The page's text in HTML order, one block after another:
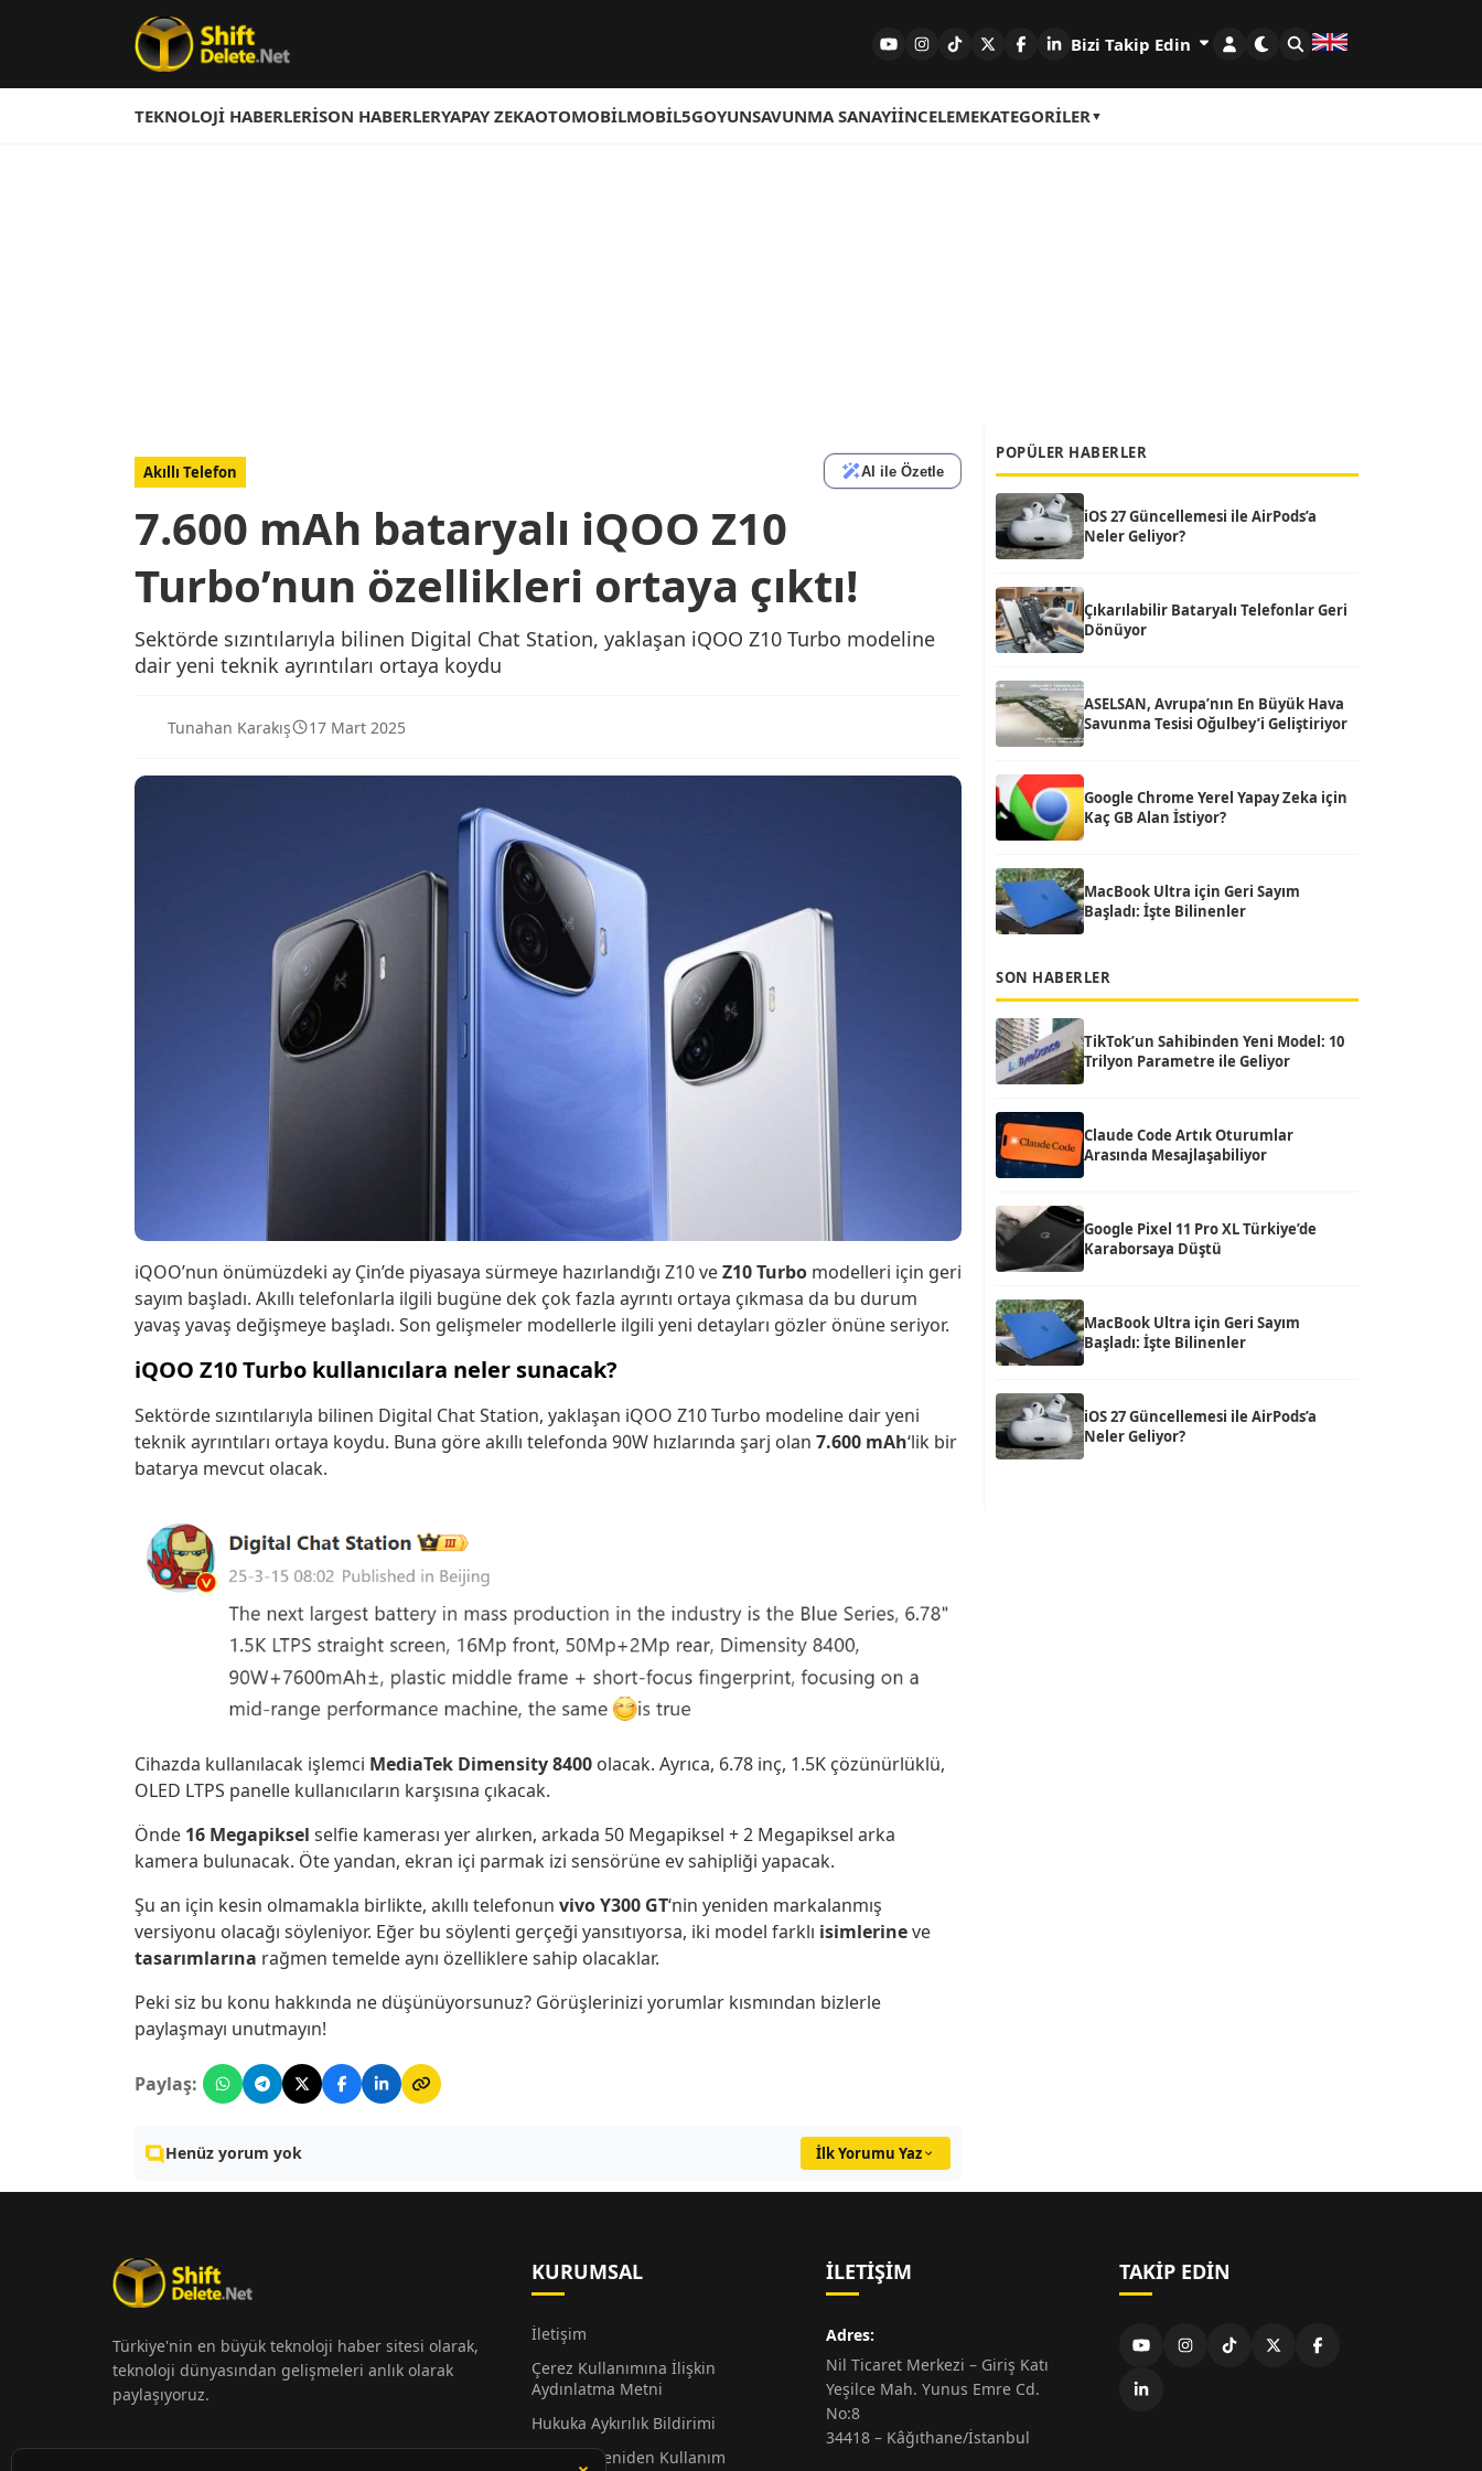
Bizi Takip Edin
TEKNOLOJI HABERLERISON HABERLERYAPAY ZEKAOTOMOBILMOBIL5GOYUNSAVUNMA SANAYIİNCELEMEKATEGORILER
Akıllı Telefon AI ile Özetle
7.600 mAh bataryalı iQOO Z10
Turbo’nun özellikleri ortaya çıktı!
Sektörde sızıntılarıyla bilinen Digital Chat Station, yaklaşan iQOO Z10 Turbo modeline
dair yeni teknik ayrıntıları ortaya koydu
Tunahan Karakış 17 Mart 2025
iQOO’nun önümüzdeki ay Çin’de piyasaya sürmeye hazırlandığı Z10 veZ10 Turbo modelleri için geri
sayım başladı. Akıllı telefonlarla ilgili bugüne dek çok fazla ayrıntı ortaya çıkmasa da bu durum
yavaş yavaş değişmeye başladı. Son gelişmeler modellerle ilgili yeni detayları gözler önüne seriyor.
iQOO Z10 Turbo kullanıcılara neler sunacak?
Sektörde sızıntılarıyla bilinen Digital Chat Station, yaklaşan iQOO Z10 Turbo modeline dair yeni
teknik ayrıntıları ortaya koydu. Buna göre akıllı telefonda 90W hızlarında şarj olan 7.600 mAh‘lik bir
batarya mevcut olacak.
Cihazda kullanılacak işlemci MediaTek Dimensity 8400 olacak. Ayrıca, 6.78 inç, 1.5K çözünürlüklü,
OLED LTPS panelle kullanıcıların karşısına çıkacak.
Önde 16 Megapiksel selfie kamerası yer alırken, arkada 50 Megapiksel + 2 Megapiksel arka
kamera bulunacak. Öte yandan, ekran içi parmak izi sensörüne ev sahipliği yapacak.
Şu an için kesin olmamakla birlikte, akıllı telefonun vivo Y300 GT‘nin yeniden markalanmış
versiyonu olacağı söyleniyor. Eğer bu söylenti gerçeği yansıtıyorsa, iki model farklı isimlerineve
tasarımlarına rağmen temelde aynı özelliklere sahip olacaklar.
Peki siz bu konu hakkında ne düşünüyorsunuz? Görüşlerinizi yorumlar kısmından bizlerle
paylaşmayı unutmayın!
Paylaş:
Henüz yorum yok İlk Yorumu Yaz
POPÜLER HABERLER
iOS 27 Güncellemesi ile AirPods’a
Neler Geliyor?
Çıkarılabilir Bataryalı Telefonlar Geri
Dönüyor
ASELSAN, Avrupa’nın En Büyük Hava
Savunma Tesisi Oğulbey’i Geliştiriyor
Google Chrome Yerel Yapay Zeka için
Kaç GB Alan İstiyor?
MacBook Ultra için Geri Sayım
Başladı: İşte Bilinenler
SON HABERLER
TikTok’un Sahibinden Yeni Model: 10
Trilyon Parametre ile Geliyor
Claude Code Artık Oturumlar
Arasında Mesajlaşabiliyor
Google Pixel 11 Pro XL Türkiye’de
Karaborsaya Düştü
MacBook Ultra için Geri Sayım
Başladı: İşte Bilinenler
iOS 27 Güncellemesi ile AirPods’a
Neler Geliyor?
Türkiye'nin en büyük teknoloji haber sitesi olarak,
teknoloji dünyasından gelişmeleri anlık olarak
paylaşıyoruz.
KURUMSAL
İletişim
Çerez Kullanımına İlişkin
Aydınlatma Metni
Hukuka Aykırılık Bildirimi
Alıntı ve Yeniden Kullanım
İLETIŞIM
Adres:
Nil Ticaret Merkezi – Giriş Katı
Yeşilce Mah. Yunus Emre Cd.
No:8
34418 – Kâğıthane/İstanbul
TAKIP EDIN